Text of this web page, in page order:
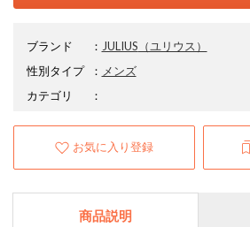
ブランド ： JULIUS （ユリウス）
性別タイプ
： メンズ
カテゴリ
：
お気に入り登録
商品説明